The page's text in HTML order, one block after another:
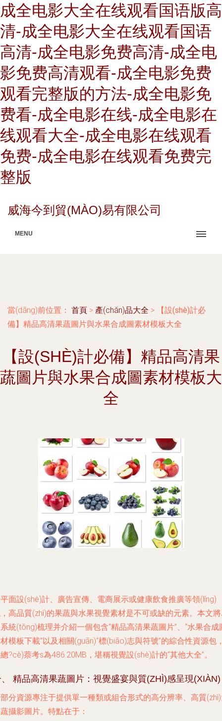
成全电影大全在线观看国语版高
清-成全电影大全在线观看国语
高清-成全电影免费高清-成全电
影免费高清观看-成全电影免费
观看完整版的方法-成全电影免
费看-成全电影在线-成全电影在
线观看大全-成全电影在线观看
免费-成全电影在线观看免费完
整版
威海今到貿(MÀO)易有限公司
MENU
當(dāng)前位置： 首頁 > 產(chǎn)品大全 >
【設(shè)計必
備】精品高清果蔬圖片與水果合成圖素材模板大全
【設(SHÈ)計必備】精品高清果
蔬圖片與水果合成圖素材模板大
全
面設(shè)計、廣告宣傳、電商展示或健康飲食推廣等領(lǐng)
高品質(zhì)的果蔬與水果視覺素材是不可或缺的元素。本文
統(tǒng)梳理并介紹一個包含“精品高清果蔬圖片”、“水果合成
模板下載”以及相關(guān)“標(biāo)志與符號”的綜合性資源包
?cè)萘考s為486.20MB，堪稱視覺設(shè)計的“其他大全”。
精品高清果蔬圖片：視覺盛宴與質(ZHÌ)感呈現(XIÀN)
分資源專注于提供單一種類或組合形式的高分辨率、高質
攝影圖片。特點在于：